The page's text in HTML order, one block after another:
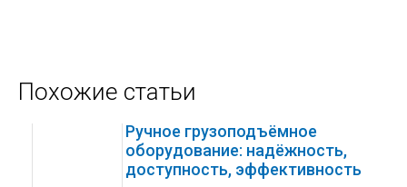
Похожие статьи
Ручное грузоподъёмное
оборудование: надёжность,
доступность, эффективность